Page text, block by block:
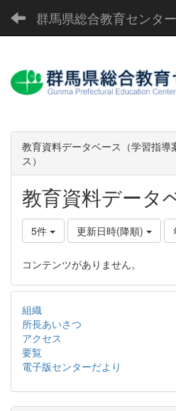
群馬県総合教育センター
教育資料データベース（学習指
ス）
教育資料データ
5件 更新日時(降順)
コンテンツがありません。
組織
所長あいさつ
アクセス
要覧
電子版センターだより